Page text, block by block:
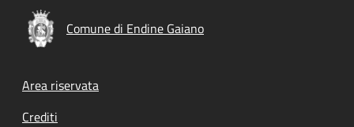
Comune di Endine Gaiano
Footer menu
Area riservata
Crediti